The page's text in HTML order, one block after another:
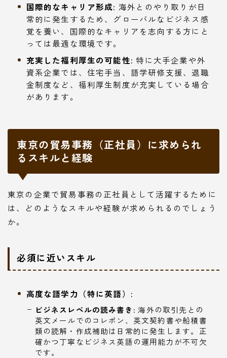
国際的なキャリア形成: 海外とのやり取りが日
常的に発生するため、グローバルなビジネス感
覚を養い、国際的なキャリアを志向する方にと
っては最適な環境です。
充実した福利厚生の可能性: 特に大手企業や外
資系企業では、住宅手当、語学研修支援、退職
金制度など、福利厚生制度が充実している場合
があります。
東京の貿易事務（正社員）に求められ
るスキルと経験
東京の企業で貿易事務の正社員として活躍するために
は、どのようなスキルや経験が求められるのでしょう
か。
必須に近いスキル
高度な語学力（特に英語）:
ビジネスレベルの読み書き: 海外の取引先との
英文メールでのコレポン、英文契約書や船積書
類の読解・作成補助は日常的に発生します。正
確かつ丁寧なビジネス英語の運用能力が不可欠
です。